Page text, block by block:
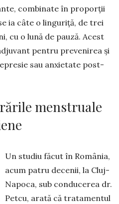
combinate în proporții
ia câte o linguriţă, de trei
cu o lună de pauză. Acest
pentru prevenirea și
sau anxietate post-
menstruale
Un studiu făcut în România,
acum patru de­cenii, la Cluj-
Napoca, sub conducerea dr.
Petcu, arată că tratamentul